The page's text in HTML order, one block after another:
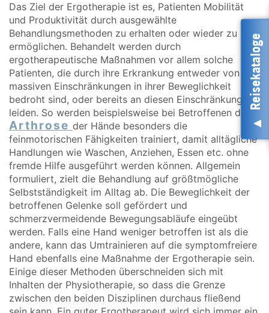
Das Ziel der Ergotherapie ist es, Patienten Mobilität
und Produktivität durch ausgewählte
Behandlungsmethoden zu erhalten oder wieder zu
ermöglichen. Behandelt werden durch
ergotherapeutische Maßnahmen vor allem solche
Patienten, die durch ihre Erkrankung entweder von
massiven Einschränkungen in ihrer Beweglichkeit
bedroht sind, oder bereits an diesen Einschränkungen
leiden. So werden beispielsweise bei Betroffenen der
Arthrose der Hände besonders die
feinmotorischen Fähigkeiten trainiert, damit alltägliche
Handlungen wie Waschen, Anziehen, Essen etc. ohne
fremde Hilfe ausgeführt werden können. Allgemein
formuliert, zielt die Behandlung auf größtmögliche
Selbstständigkeit im Alltag ab. Die Beweglichkeit der
betroffenen Gelenke soll gefördert und
schmerzvermeidende Bewegungsabläufe eingeübt
werden. Falls eine Hand weniger betroffen ist als die
andere, kann das Umtrainieren auf die symptomfreiere
Hand ebenfalls eine Maßnahme der Ergotherapie sein.
Einige dieser Methoden überschneiden sich mit
Inhalten der Physiotherapie, so dass die Grenze
zwischen den beiden Disziplinen durchaus fließend
Reisekataloge